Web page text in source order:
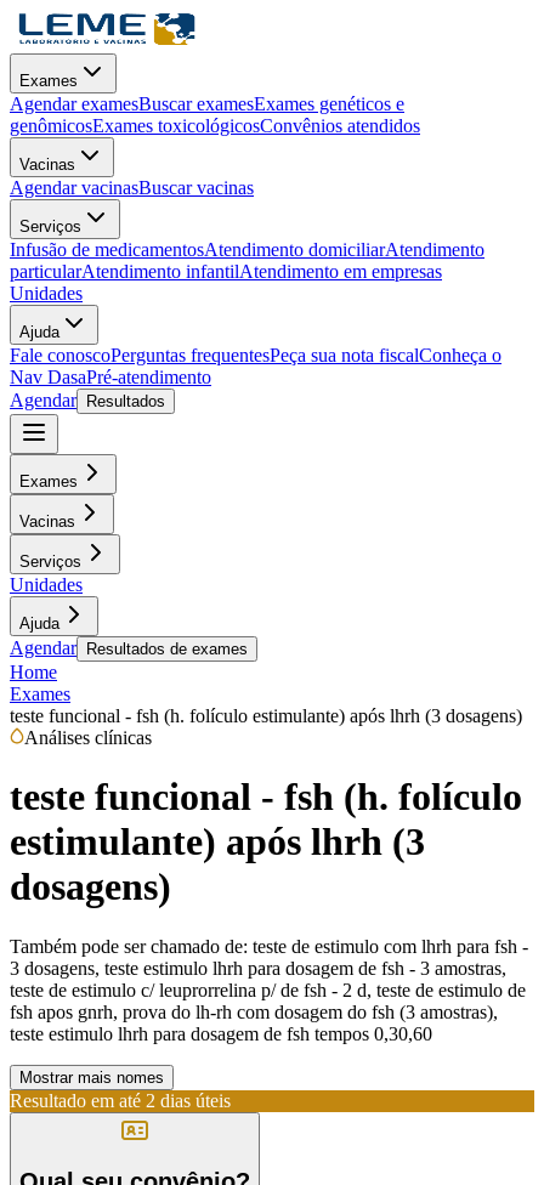
Exames
Agendar examesBuscar examesExames genéticos e
genômicosExames toxicológicosConvênios atendidos
Vacinas
Agendar vacinasBuscar vacinas
Serviços
Infusão de medicamentosAtendimento domiciliarAtendimento
particularAtendimento infantilAtendimento em empresas
Unidades
Ajuda
Fale conoscoPerguntas frequentesPeça sua nota fiscalConheça o
Nav DasaPré-atendimento
Agendar
Resultados
Exames
Vacinas
Serviços
Unidades
Ajuda
Agendar Resultados de exames
Home
Exames
teste funcional - fsh (h. folículo estimulante) após lhrh (3 dosagens)
Análises clínicas
teste funcional - fsh (h. folículo
estimulante) após lhrh (3
dosagens)
Também pode ser chamado de: teste de estimulo com lhrh para fsh -
3 dosagens, teste estimulo lhrh para dosagem de fsh - 3 amostras,
teste de estimulo c/ leuprorrelina p/ de fsh - 2 d, teste de estimulo de
fsh apos gnrh, prova do lh-rh com dosagem do fsh (3 amostras),
teste estimulo lhrh para dosagem de fsh tempos 0,30,60
Mostrar mais nomes
Resultado em até 2 dias úteis